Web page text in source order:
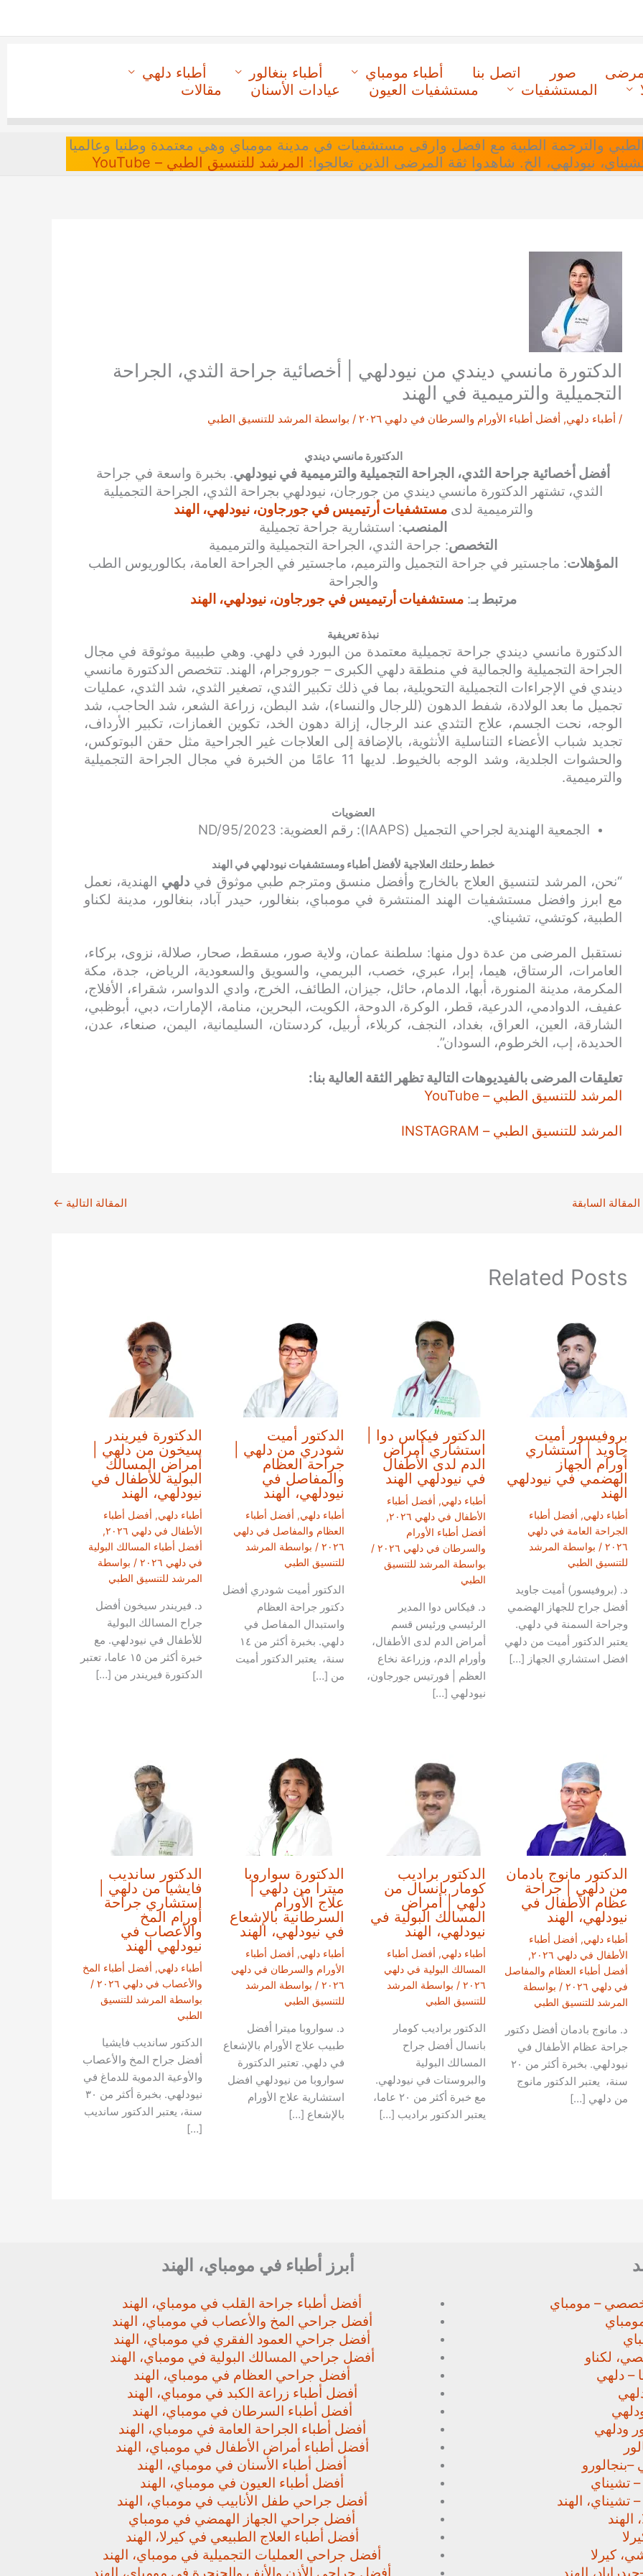
صور اتصل بنا أطباء مومباي أطباء بنغالور
أطباء دلهي
المستشفيات مستشفيات العيون عيادات الأسنان مقالات
الطبي والترجمة الطبية مع افضل وارقى مستشفيات في مدينة مومباي وهي معتمدة وطنيا وعالميا
تشيناي، نيودلهي، الخ. شاهدوا ثقة المرضى الذين تعالجوا: المرشد للتنسيق الطبي – YouTube
الدكتورة مانسي ديندي من نيودلهي | أخصائية جراحة الثدي، الجراحة
التجميلية والترميمية في الهند
/ أطباء دلهي, أفضل أطباء الأورام والسرطان في دلهي ٢٠٢٦ / بواسطة المرشد للتنسيق الطبي
الدكتورة مانسي ديندي
أفضل أخصائية جراحة الثدي، الجراحة التجميلية والترميمية في نيودلهي. بخبرة واسعة في جراحة
الثدي، تشتهر الدكتورة مانسي ديندي من جورجان، نيودلهي بجراحة الثدي، الجراحة التجميلية
والترميمية لدىمستشفيات أرتيميس في جورجاون، نيودلهي، الهند
المنصب: استشارية جراحة تجميلية
التخصص: جراحة الثدي، الجراحة التجميلية والترميمية
المؤهلات: ماجستير في جراحة التجميل والترميم، ماجستير في الجراحة العامة، بكالوريوس الطب
والجراحة
مرتبط بـ:مستشفيات أرتيميس في جورجاون، نيودلهي، الهند
نبذة تعريفية
الدكتورة مانسي ديندي جراحة تجميلية معتمدة من البورد في دلهي. وهي طبيبة موثوقة في مجال
الجراحة التجميلية والجمالية في منطقة دلهي الكبرى – جوروجرام، الهند. تتخصص الدكتورة مانسي
ديندي في الإجراءات التجميلية التحويلية، بما في ذلك تكبير الثدي، تصغير الثدي، شد الثدي، عمليات
تجميل ما بعد الولادة، شفط الدهون (للرجال والنساء)، شد البطن، زراعة الشعر، شد الحاجب، شد
الوجه، نحت الجسم، علاج التثدي عند الرجال، إزالة دهون الخد، تكوين الغمازات، تكبير الأرداف،
تجديد شباب الأعضاء التناسلية الأنثوية، بالإضافة إلى العلاجات غير الجراحية مثل حقن البوتوكس،
والحشوات الجلدية، وشد الوجه بالخيوط. لديها 11 عامًا من الخبرة في مجال الجراحة التجميلية
والترميمية.
العضويات
الجمعية الهندية لجراحي التجميل (IAAPS): رقم العضوية: 2023/ND/95
خطط رحلتك العلاجية لأفضل أطباء ومستشفيات نيودلهي في الهند
“نحن، المرشد لتنسيق العلاج بالخارج وأفضل منسق ومترجم طبي موثوق في دلهي الهندية، نعمل
مع ابرز وافضل مستشفيات الهند المنتشرة في مومباي، بنغالور، حيدر آباد، بنغالور، مدينة لكناو
الطبية، كوتشي، تشيناي.
نستقبل المرضى من عدة دول منها: سلطنة عمان، ولاية صور، مسقط، صحار، صلالة، نزوى، بركاء،
العامرات، الرستاق، هيما، إبرا، عبري، خصب، البريمي، والسويق والسعودية، الرياض، جدة، مكة
المكرمة، مدينة المنورة، أبها، الدمام، حائل، جيزان، الطائف، الخرج، وادي الدواسر، شقراء، الأفلاج،
عفيف، الدوادمي، الدرعية، قطر، الوكرة، الدوحة، الكويت، البحرين، منامة، الإمارات، دبي، أبوظبي،
الشارقة، العين، العراق، بغداد، النجف، كربلاء، أربيل، كردستان، السليمانية، اليمن، صنعاء، عدن،
الحديدة، إب، الخرطوم، السودان”.
تعليقات المرضى بالفيديوهات التالية تظهر الثقة العالية بنا:
المرشد للتنسيق الطبي – YouTube
المرشد للتنسيق الطبي – INSTAGRAM
المقالة السابقة المقالة التالية ←
Related Posts
بروفيسور أميت
جاويد | استشاري
أورام الجهاز
الهضمي في نيودلهي
الهند
أطباء دلهي, أفضل أطباء
الجراحة العامة في دلهي
٢٠٢٦ / بواسطة المرشد
للتنسيق الطبي
د. (بروفيسور) أميت جاويد
أفضل جراح للجهاز الهضمي
وجراحة السمنة في دلهي.
يعتبر الدكتور أميت من دلهي
افضل استشاري الجهاز […]
الدكتور فيكاس دوا |
استشاري أمراض
الدم لدى الأطفال
في نيودلهي الهند
أطباء دلهي, أفضل أطباء
الأطفال في دلهي ٢٠٢٦
,
أفضل أطباء الأورام
والسرطان في دلهي ٢٠٢٦
/
بواسطة المرشد للتنسيق
الطبي
د. فيكاس دوا المدير
الرئيسي ورئيس قسم
أمراض الدم لدى الأطفال،
وأورام الدم، وزراعة نخاع
العظم | فورتيس جورجاون،
نيودلهي […]
الدكتور أميت
شودري من دلهي |
جراحة العظام
والمفاصل في
نيودلهي، الهند
أطباء دلهي, أفضل أطباء
العظام والمفاصل في دلهي
٢٠٢٦ / بواسطة المرشد
للتنسيق الطبي
الدكتور أميت شودري أفضل
دكتور جراحة العظام
واستبدال المفاصل في
دلهي. بخبرة أكثر من ١٤
سنة، يعتبر الدكتور أميت
من […]
الدكتورة فيريندر
سيخون من دلهي |
أمراض المسالك
البولية للأطفال في
نيودلهي، الهند
أطباء دلهي, أفضل أطباء
الأطفال في دلهي ٢٠٢٦
,
أفضل أطباء المسالك البولية
في دلهي ٢٠٢٦
/ بواسطة
المرشد للتنسيق الطبي
د. فيريندر سيخون أفضل
جراح المسالك البولية
للأطفال في نيودلهي. مع
خبرة أكثر من ١٥ عاما، تعتبر
الدكتورة فيريندر من […]
الدكتور مانوج بادمان
من دلهي | جراحة
عظام الأطفال في
نيودلهي، الهند
أطباء دلهي, أفضل أطباء
الأطفال في دلهي ٢٠٢٦
,
أفضل أطباء العظام والمفاصل
في دلهي ٢٠٢٦
/ بواسطة
المرشد للتنسيق الطبي
د. مانوج بادمان أفضل دكتور
جراحة عظام الأطفال في
نيودلهي. بخبرة أكثر من ٢٠
سنة، يعتبر الدكتور مانوج
من دلهي […]
الدكتور براديب
كومار بانسال من
دلهي | أمراض
المسالك البولية في
نيودلهي، الهند
أطباء دلهي, أفضل أطباء
المسالك البولية في دلهي
٢٠٢٦ / بواسطة المرشد
للتنسيق الطبي
الدكتور براديب كومار
بانسال أفضل جراح
المسالك البولية
والبروستات في نيودلهي.
مع خبرة أكثر من ٢٠ عاما،
يعتبر الدكتور براديب […]
الدكتورة سواروبا
ميترا من دلهي |
علاج الأورام
السرطانية بالإشعاع
في نيودلهي، الهند
أطباء دلهي, أفضل أطباء
الأورام والسرطان في دلهي
٢٠٢٦ / بواسطة المرشد
للتنسيق الطبي
د. سواروبا ميترا أفضل
طبيب علاج الأورام بالإشعاع
في دلهي. تعتبر الدكتورة
سواروبا من نيودلهي افضل
استشارية علاج الأورام
بالإشعاع […]
الدكتور سانديب
فايشيا من دلهي |
استشاري جراحة
أورام المخ
والأعصاب في
نيودلهي الهند
أطباء دلهي, أفضل أطباء المخ
والأعصاب في دلهي ٢٠٢٦
/
بواسطة المرشد للتنسيق
الطبي
الدكتور سانديب فايشيا
أفضل جراح المخ والأعصاب
والأوعية الدموية للدماغ في
نيودلهي. بخبرة أكثر من ٣٠
سنة، يعتبر الدكتور سانديب
[…]
– مومباي
لكناو
– دلهي
ودلهي
–بنجالورو
– تشيناي
تشيناي، الهند
الهند
كيرلا
حيدراباد، الهند
أبرز أطباء في مومباي، الهند
أفضل أطباء جراحة القلب في مومباي، الهند
أفضل جراحي المخ والأعصاب في مومباي، الهند
أفضل جراحي العمود الفقري في مومباي، الهند
أفضل جراحي المسالك البولية في مومباي، الهند
أفضل جراحي العظام في مومباي، الهند
أفضل أطباء زراعة الكبد في مومباي، الهند
أفضل أطباء السرطان في مومباي، الهند
أفضل أطباء الجراحة العامة في مومباي، الهند
أفضل أطباء أمراض الأطفال في مومباي، الهند
أفضل أطباء الأسنان في مومباي، الهند
أفضل أطباء العيون في مومباي، الهند
أفضل جراحي طفل الأنابيب في مومباي، الهند
أفضل جراحي الجهاز الهمضي في مومباي
أفضل أطباء العلاج الطبيعي في كيرلا، الهند
أفضل جراحي العمليات التجميلية في مومباي، الهند
أفضل جراحي الأذن والأنف والحنجرة في مومباي، الهند